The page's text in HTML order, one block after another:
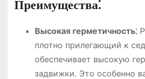
Преимущества⁚
Высокая герметичность⁚
плотно прилегающий к
обеспечивает высокую
задвижки. Это особенно